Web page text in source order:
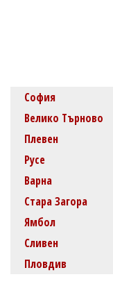
София
Велико Търново
Плевен
Русе
Варна
Стара Загора
Ямбол
Сливен
Пловдив